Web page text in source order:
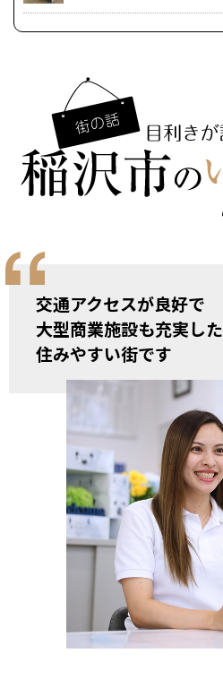
交通アクセスが良好で
大型商業施設も充実した
住みやすい街です